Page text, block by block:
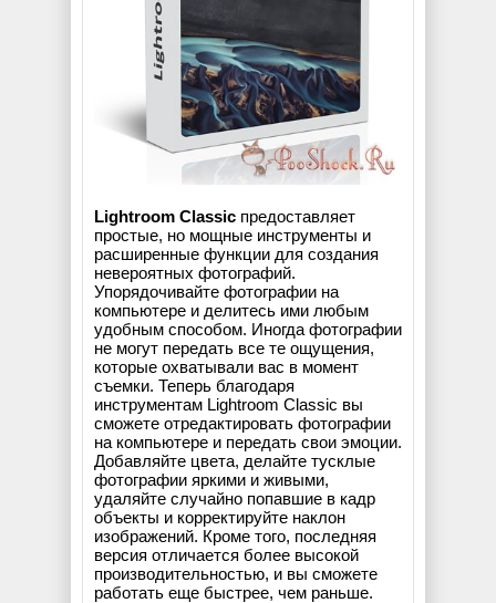
Lightroom Classic предоставляет
простые, но мощные инструменты и
расширенные функции для создания
невероятных фотографий.
Упорядочивайте фотографии на
компьютере и делитесь ими любым
удобным способом. Иногда фотографии
не могут передать все те ощущения,
которые охватывали вас в момент
съемки. Теперь благодаря
инструментам Lightroom Classic вы
сможете отредактировать фотографии
на компьютере и передать свои эмоции.
Добавляйте цвета, делайте тусклые
фотографии яркими и живыми,
удаляйте случайно попавшие в кадр
объекты и корректируйте наклон
изображений. Кроме того, последняя
версия отличается более высокой
производительностью, и вы сможете
работать еще быстрее, чем раньше.